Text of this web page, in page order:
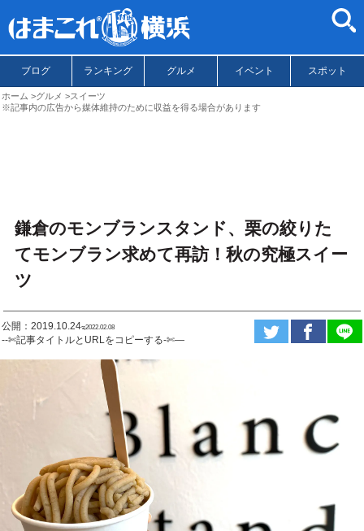
ブログ ランキング グルメ イベント スポット
ホーム グルメ
スイーツ
※記事内の広告から媒体維持のために収益を得る場合があります
鎌倉のモンブランスタンド、栗の絞りた
てモンブラン求めて再訪！秋の究極スイー
ツ
公開：2019.10.24ಇ2022.02.08
--✄記事タイトルとURLをコピーする-✄—